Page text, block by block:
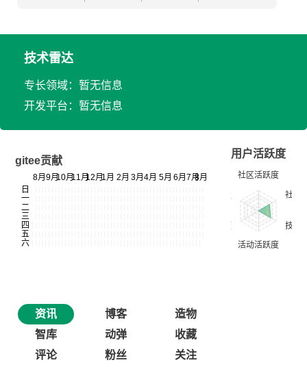
技术雷达
专长领域：暂无信息
开发平台：暂无信息
gitee贡献
用户活跃度
资讯 博客
造物
智库
动弹
收藏
评论
粉丝 关注